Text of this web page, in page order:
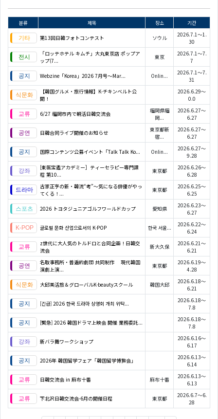
분류 제목 장소 기간
第13回日韓フォトコンテスト ソウル
2026.7.1～1.
30
「ロッテホテル キムチ」大丸東京店 ポップア
ップ(7...
東京
2026.7.1～7.
7
Webzine「Korea」2026 7月号～Mar... Onlin...
2026.7.1～7.
31
【韓国グルメ・旅行情報】K-チキンベルト公
開！
2026.6.29～
0.0
6/27 福岡市内で朝活日韓交流会
福岡県福
岡...
2026.6.27～
6.27
日韓合同ライブ開催のお知らせ
東京都新
宿...
2026.6.27～
6.27
国際コンテンツ公募イベント「Talk Talk Ko... Onlin...
2026.6.27～
9.28
[東医宝鑑アカデミー］ティーセラピー専門課
程 第10...
東京都
2026.6.26～
6.28
古家正亨の新・韓流“考”～気になる俳優がやっ
てくる！...
東京都
2026.6.25～
6.25
2026 トヨタジュニアゴルフワールドカップ 愛知県
2026.6.23～
6.27
글로벌 문화 산업으로서의 K-POP 한국 서울...
2026.6.22～
6.24
z世代に大人気のトルドロと合同企画！日韓交
流会
新大久保
2026.6.21～
6.21
名取事務所・普遍的劇団 共同制作 現代韓国
演劇上演...
東京都
2026.6.19～
4.28
大邱美活旅＆グローバルK-beautyスクール 韓国大邱
2026.6.18～
6.21
[긴급] 2026 한국 드라마 상영회 개최 위탁...
2026.6.18～
7.8
[緊急] 2026 韓国ドラマ上映会 開催 業務委託...
2026.6.18～
7.8
新バラ舞ワークショップ
2026.6.16～
6.17
2026年 韓国留学フェア「韓国留学博覧会」
2026.6.13～
6.14
日韓交流会 in 麻布十番 麻布十番
2026.6.13～
6.13
下北沢日韓交流会-6月の開催日程 東京都
2026.6.7～6.
28